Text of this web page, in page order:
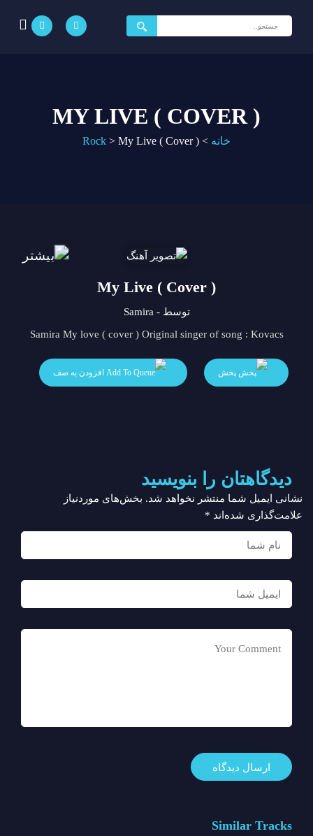
جستجو
برای:
MY LIVE ( COVER )
خانه >
Rock > My Live ( Cover )
My Live ( Cover )
توسط - Samira
Samira My love ( cover ) Original singer of song : Kovacs
پخش افزودن به صف
دیدگاهتان را بنویسید
نشانی ایمیل شما منتشر نخواهد شد. بخش‌های موردنیاز
علامت‌گذاری شده‌اند *
Similar Tracks